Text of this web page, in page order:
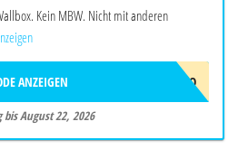
Kein MBW. Nicht mit anderen
EVCJULYPROMO
ANZEIGEN
bis August 22, 2026